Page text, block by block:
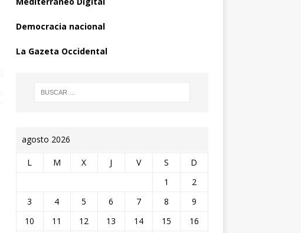
Democracia nacional
La Gazeta Occidental
agosto 2026
L M X J V S D
1
2
3
4 5 6 7 8
9
10
11 12 13 14 15
16